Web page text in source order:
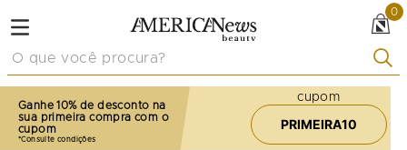
0
Ganhe 10% de desconto na
sua primeira compra com o
cupom
cupom
PRIMEIRA10